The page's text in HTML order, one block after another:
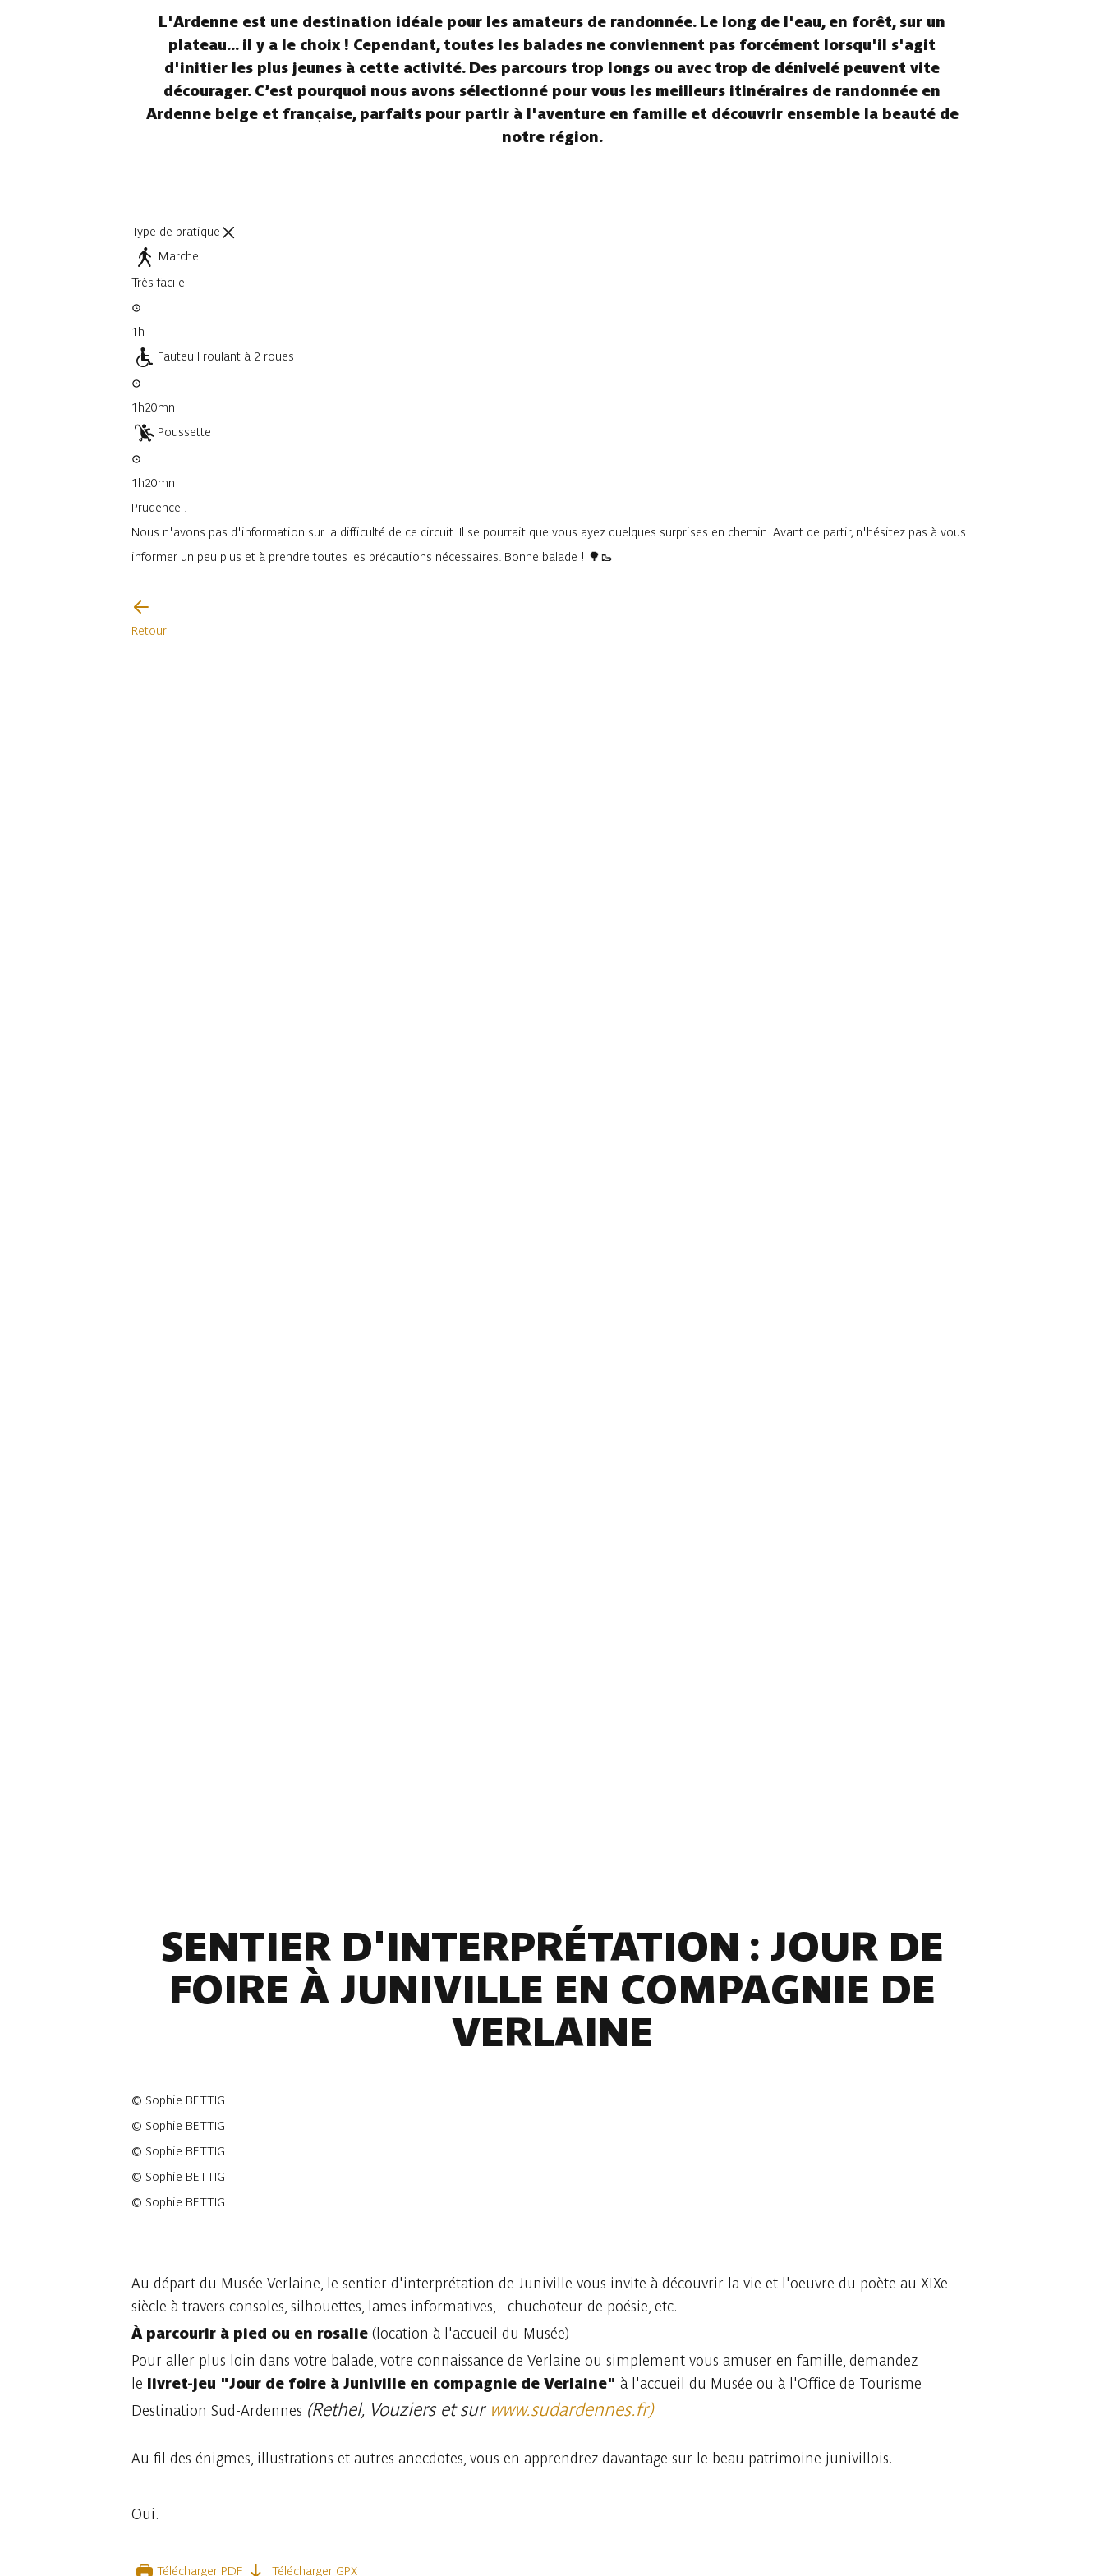
L'Ardenne est une destination idéale pour les amateurs de randonnée. Le long de l'eau, en forêt, sur un
plateau... il y a le choix ! Cependant, toutes les balades ne conviennent pas forcément lorsqu'il s'agit
d'initier les plus jeunes à cette activité. Des parcours trop longs ou avec trop de dénivelé peuvent vite
décourager. C’est pourquoi nous avons sélectionné pour vous les meilleurs itinéraires de randonnée en
Ardenne belge et française, parfaits pour partir à l'aventure en famille et découvrir ensemble la beauté de
notre région.
Type de pratique
Marche
Très facile
1h
Fauteuil roulant à 2 roues
1h20mn
Poussette
1h20mn
Prudence !
Nous n'avons pas d'information sur la difficulté de ce circuit. Il se pourrait que vous ayez quelques surprises en chemin. Avant de partir, n'hésitez pas à vous
informer un peu plus et à prendre toutes les précautions nécessaires. Bonne balade ! 🌳🥾
Retour
SENTIER D'INTERPRÉTATION : JOUR DE
FOIRE À JUNIVILLE EN COMPAGNIE DE
VERLAINE
© Sophie BETTIG
© Sophie BETTIG
© Sophie BETTIG
© Sophie BETTIG
© Sophie BETTIG
Au départ du Musée Verlaine, le sentier d'interprétation de Juniville vous invite à découvrir la vie et l'oeuvre du poète au XIXe
siècle à travers consoles, silhouettes, lames informatives,. chuchoteur de poésie, etc.
À parcourir à pied ou en rosalie(location à l'accueil du Musée)
Pour aller plus loin dans votre balade, votre connaissance de Verlaine ou simplement vous amuser en famille, demandez
le livret-jeu "Jour de foire à Juniville en compagnie de Verlaine" à l'accueil du Musée ou à l'Office de Tourisme
Destination Sud-Ardennes (Rethel, Vouziers et sur www.sudardennes.fr)
Au fil des énigmes, illustrations et autres anecdotes, vous en apprendrez davantage sur le beau patrimoine junivillois.
Oui.
Télécharger PDF Télécharger GPX